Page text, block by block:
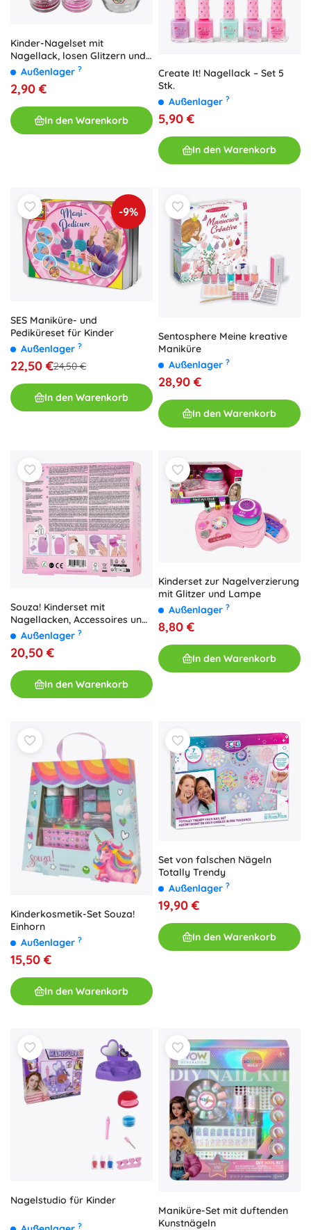
Kinder-Nagelset mit
Nagellack, losen Glitzern und
Schablonen
Außenlager ?
2,90 €
In den Warenkorb
Create It! Nagellack – Set 5
Stk.
Außenlager ?
5,90 €
In den Warenkorb
-9%
SES Maniküre- und
Pediküreset für Kinder
Außenlager ?
22,50 €24,50 €
In den Warenkorb
Sentosphere Meine kreative
Maniküre
Außenlager ?
28,90 €
In den Warenkorb
Souza! Kinderset mit
Nagellacken, Accessoires und
FöhnAußenlager ?
20,50 €
In den Warenkorb
Kinderset zur Nagelverzierung
mit Glitzer und Lampe
Außenlager ?
8,80 €
In den Warenkorb
Kinderkosmetik-Set Souza!
Einhorn
Außenlager ?
15,50 €
In den Warenkorb
Set von falschen Nägeln
Totally Trendy
Außenlager ?
19,90 €
In den Warenkorb
Nagelstudio für Kinder
?
Maniküre-Set mit duftenden
Kunstnägeln